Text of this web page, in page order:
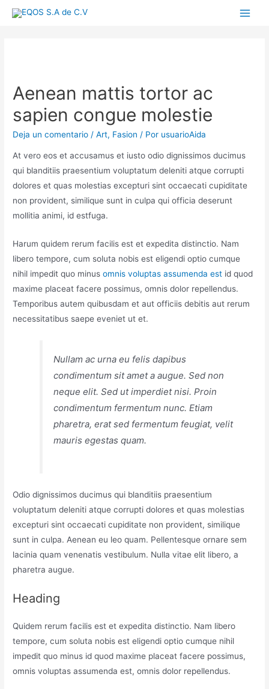
Aenean mattis tortor ac
sapien congue molestie
Deja un comentario /Art, Fasion / Por usuarioAida
At vero eos et accusamus et iusto odio dignissimos ducimus
qui blanditiis praesentium voluptatum deleniti atque corrupti
dolores et quas molestias excepturi sint occaecati cupiditate
non provident, similique sunt in culpa qui officia deserunt
mollitia animi, id estfuga.
Harum quidem rerum facilis est et expedita distinctio. Nam
libero tempore, cum soluta nobis est eligendi optio cumque
nihil impedit quo minusomnis voluptas assumenda est id quod
maxime placeat facere possimus, omnis dolor repellendus.
Temporibus autem quibusdam et aut officiis debitis aut rerum
necessitatibus saepe eveniet ut et.
Nullam ac urna eu felis dapibus
condimentum sit amet a augue. Sed non
neque elit. Sed ut imperdiet nisi. Proin
condimentum fermentum nunc. Etiam
pharetra, erat sed fermentum feugiat, velit
mauris egestas quam.
Odio dignissimos ducimus qui blanditiis praesentium
voluptatum deleniti atque corrupti dolores et quas molestias
excepturi sint occaecati cupiditate non provident, similique
sunt in culpa. Aenean eu leo quam. Pellentesque ornare sem
lacinia quam venenatis vestibulum. Nulla vitae elit libero, a
pharetra augue.
Heading
Quidem rerum facilis est et expedita distinctio. Nam libero
tempore, cum soluta nobis est eligendi optio cumque nihil
impedit quo minus id quod maxime placeat facere possimus,
omnis voluptas assumenda est, omnis dolor repellendus.